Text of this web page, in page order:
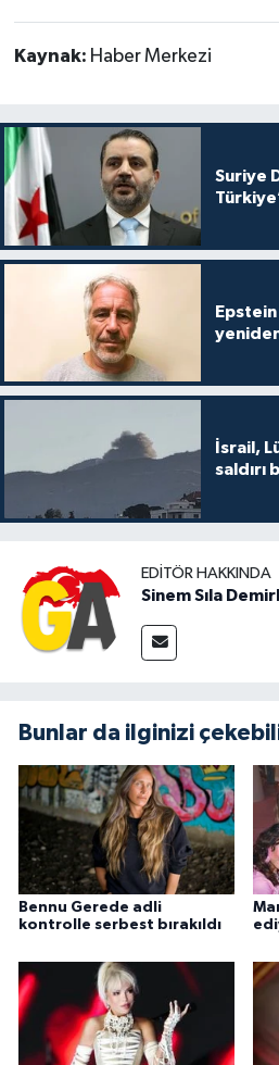
Kaynak: Haber Merkezi
Suriye
İsrail,
saldırı
EDITÖR HAKKINDA
Sinem Sıla
Bunlar da ilginizi
Bennu Gerede adli
kontrolle serbest bırakıldı